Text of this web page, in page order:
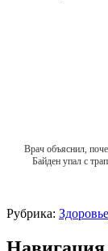
Врач объяснил,
Байден упал с
Рубрика: Здоровье